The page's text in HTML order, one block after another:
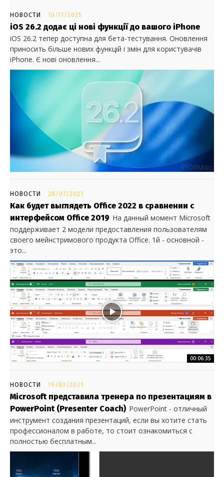
НОВОСТИ 10/11/2025
iOS 26.2 додає ці нові функції до вашого iPhone
iOS 26.2 тепер доступна для бета-тестування. Оновлення
приносить більше нових функцій і змін для користувачів
iPhone. Є нові оновлення...
НОВОСТИ 20/07/2021
Как будет выглядеть Office 2022 в сравнении с
интерфейсом Office 2019 На данный момент Microsoft
поддерживает 2 модели предоставления пользователям
своего мейнстримового продукта Office. 1й - основной -
это...
00:06:35
НОВОСТИ 19/03/2021
Microsoft представила тренера по презентациям в
PowerPoint (Presenter Coach) PowerPoint - отличный
инструмент создания презентаций, если вы хотите стать
профессионалом в работе, то стоит ознакомиться с
полностью бесплатным...